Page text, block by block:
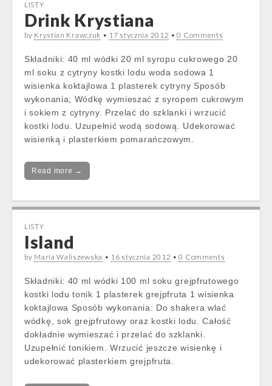
LISTY
Drink Krystiana
by Krystian Krawczuk • 17 stycznia 2012 •0 Comments
Składniki: 40 ml wódki 20 ml syropu cukrowego 20
ml soku z cytryny kostki lodu woda sodowa 1
wisienka koktajlowa 1 plasterek cytryny Sposób
wykonania; Wódkę wymieszać z syropem cukrowym
i sokiem z cytryny. Przelać do szklanki i wrzucić
kostki lodu. Uzupełnić wodą sodową. Udekorować
wisienką i plasterkiem pomarańczowym.
Read more →
LISTY
Island
by Maria Waliszewska • 16 stycznia 2012 •0 Comments
Składniki: 40 ml wódki 100 ml soku grejpfrutowego
kostki lodu tonik 1 plasterek grejpfruta 1 wisienka
koktajlowa Sposób wykonania: Do shakera wlać
wódkę, sok grejpfrutowy oraz kostki lodu. Całość
dokładnie wymieszać i przelać do szklanki.
Uzupełnić tonikiem. Wrzucić jeszcze wisienkę i
udekorować plasterkiem grejpfruta.